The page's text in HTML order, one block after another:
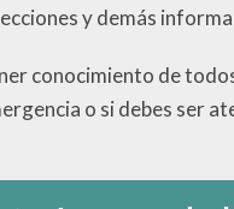
y demás
conocimiento de
o si debes ser